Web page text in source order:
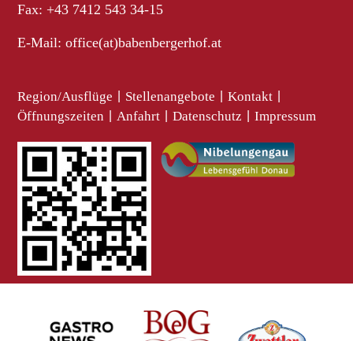
Fax: +43 7412 543 34-15
E-Mail:office(at)babenbergerhof.at
Region/Ausflüge Stellenangebote Kontakt
Öffnungszeiten Anfahrt Datenschutz Impressum